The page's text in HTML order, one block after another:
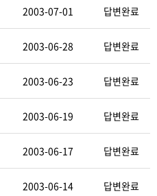
×
해 주십시오.
2003-07-01 답변완료
2003-06-28 답변완료
2003-06-23 답변완료
2003-06-19 답변완료
2003-06-17 답변완료
2003-06-14 답변완료